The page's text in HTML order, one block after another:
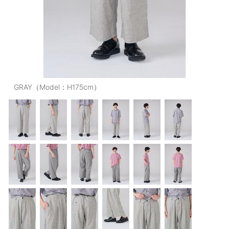
PANTS/SKIRT : パンツ・スカート
TOPS : トップス
OUTERS : アウター
OUTLET : アウトレット
MENS : メンズ
LADIES : レディース
新規会員登録
お買い物カゴ
GRAY（Model：H175cm）